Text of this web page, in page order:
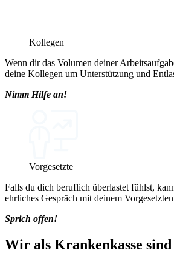
Kollegen
Wenn dir das Volumen deiner
deine Kollegen um Unterstützung und
Nimm Hilfe an!
Vorgesetzte
Falls du dich beruflich überlastet fühlst,
ehrliches Gespräch mit deinem
Sprich offen!
Wir als Krankenkasse